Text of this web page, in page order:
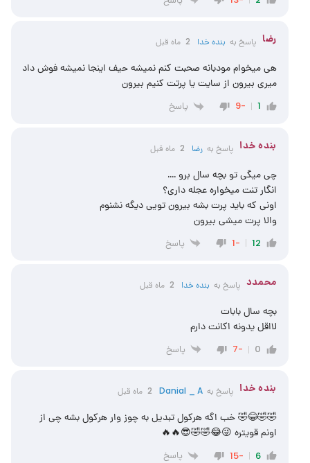
رضا پاسخ به ‌‌بنده خدا 2 ماه قبل
هی میخوام مودبانه صحبت کنم نمیشه حیف اینجا نمیشه فوش داد
میری بیرون از سایت یا پرتت کنیم بیرون
1
-9 پاسخ
‌‌بنده خدا پاسخ به رضا 2 ماه قبل
چی میگی تو بچه سال برو ….
انگار تنت میخواره عجله داری؟
اونی که باید پرت بشه بیرون تویی دیگه نشنوم
والا پرت میشی بیرون
12
-1 پاسخ
محمدد پاسخ به ‌‌بنده خدا 2 ماه قبل
بچه سال بابات
لااقل یدونه اکانت دارم
0
-7 پاسخ
‌‌بنده خدا پاسخ به Danial _ A 2 ماه قبل
🤣🤣😂🤣 خب اگه هرکول تبدیل به چوز وار هرکول بشه چی از
اونم قویتره 😜😂🤣🤣😎🔥🔥
6
-15 پاسخ